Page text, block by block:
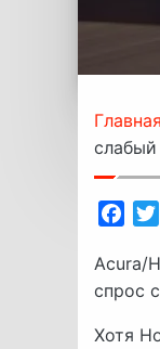
Главная
слабый
Acura/
спрос
Хотя